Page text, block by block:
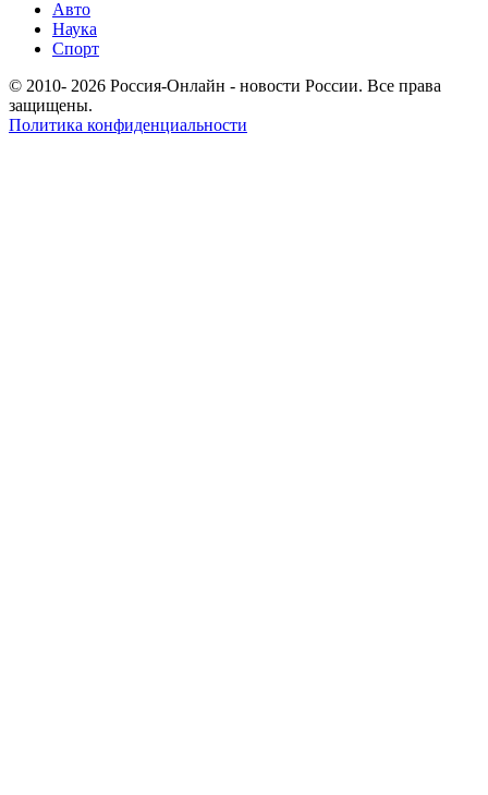
Авто
Наука
Спорт
© 2010- 2026 Россия-Онлайн - новости России. Все права
защищены.
Политика конфиденциальности